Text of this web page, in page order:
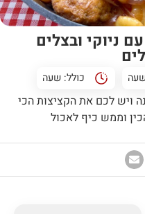
ניוקי ובצלים
כולל: שעה
ויש לכם את הקציצות הכי
וממש כיף לאכול